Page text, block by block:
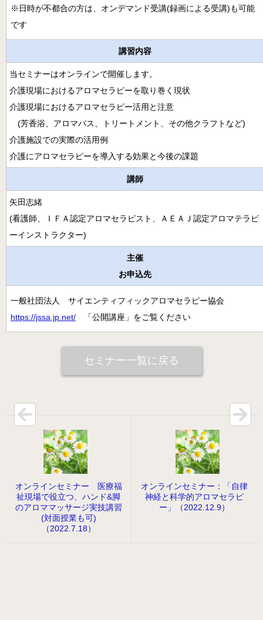
※日時が不都合の方は、オンデマンド受講(録画による受講)も可能
です
講習内容
当セミナーはオンラインで開催します。
介護現場におけるアロマセラピーを取り巻く現状
介護現場におけるアロマセラピー活用と注意
(芳香浴、アロマバス、トリートメント、その他クラフトなど)
介護施設での実際の活用例
介護にアロマセラピーを導入する効果と今後の課題
講師
矢田志緒
(看護師、ＩＦＡ認定アロマセラピスト、ＡＥＡＪ認定アロマテラピ
ーインストラクター)
主催
お申込先
一般社団法人 サイエンティフィックアロマセラピー協会
https://jssa.jp.net/ 「公開講座」をご覧ください
セミナー一覧に戻る
オンラインセミナー 医療福
祉現場で役立つ、ハンド&脚
のアロママッサージ実技講習
(対面授業も可)
（2022.7.18）
オンラインセミナー：「自律
神経と科学的アロマセラピ
ー」（2022.12.9）
クリニカル・リフレクソロジーコースご案内
スウェディッシュマッサージコース
アロマ・ストレスケアコース（オンライン）
ミノウ・デ・メイのアロマ通信教育
メディカルアロマとは
補完代替療法とは
卒業生の活動
卒業生の医療福祉への導入例
病院のアロマ施術日誌
よくあるご質問